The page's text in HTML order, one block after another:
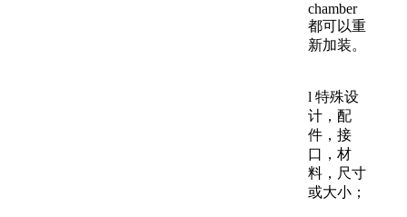
chamber
都可以重
新加装。
l 特殊设
计，配
件，接
口，材
料，尺寸
或大小；